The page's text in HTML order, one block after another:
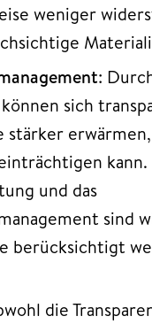
weniger
:
können sich
stärker
und das
sind
berücksichtigt
die